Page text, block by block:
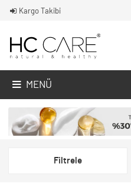
Kargo Takibi
MENÜ
Filtrele